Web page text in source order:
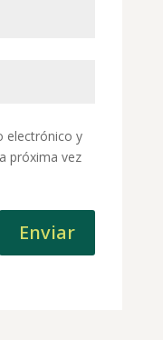
electrónico y
próxima vez
Enviar